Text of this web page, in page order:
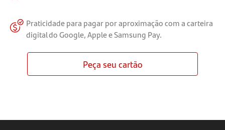
Praticidade para pagar por aproximação com a carteira
digital do Google, Apple e Samsung Pay.
Peça seu cartão